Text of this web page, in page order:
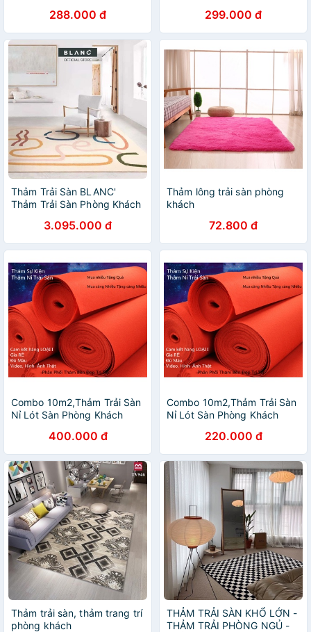
288.000 đ 299.000 đ
Thảm Trải Sàn BLANC'
Thảm Trải Sàn Phòng Khách
3.095.000 đ
Thảm lông trải sàn phòng
khách
72.800 đ
Combo 10m2,Thảm Trải Sàn
Nỉ Lót Sàn Phòng Khách
thảm trải sàn, thảm sàn nhà
400.000 đ
Combo 10m2,Thảm Trải Sàn
Nỉ Lót Sàn Phòng Khách
thảm trải sàn, thảm sàn nhà
220.000 đ
Thảm trải sàn, thảm trang trí
phòng khách
THẢM TRẢI SÀN KHỔ LỚN -
THẢM TRẢI PHÒNG NGỦ -